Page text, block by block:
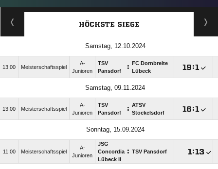
HÖCHSTE SIEGE
Samstag, 12.10.2024
13:00 Meisterschaftsspiel
A-
Junioren
TSV
Pansdorf
:
FC Dornbreite
Lübeck
:
Samstag, 09.11.2024
13:00 Meisterschaftsspiel
A-
Junioren
TSV
Pansdorf
: ATSV
Stockelsdorf
:
Sonntag, 15.09.2024
11:00 Meisterschaftsspiel
A-
Junioren
JSG
Concordia
Lübeck II
: TSV Pansdorf :